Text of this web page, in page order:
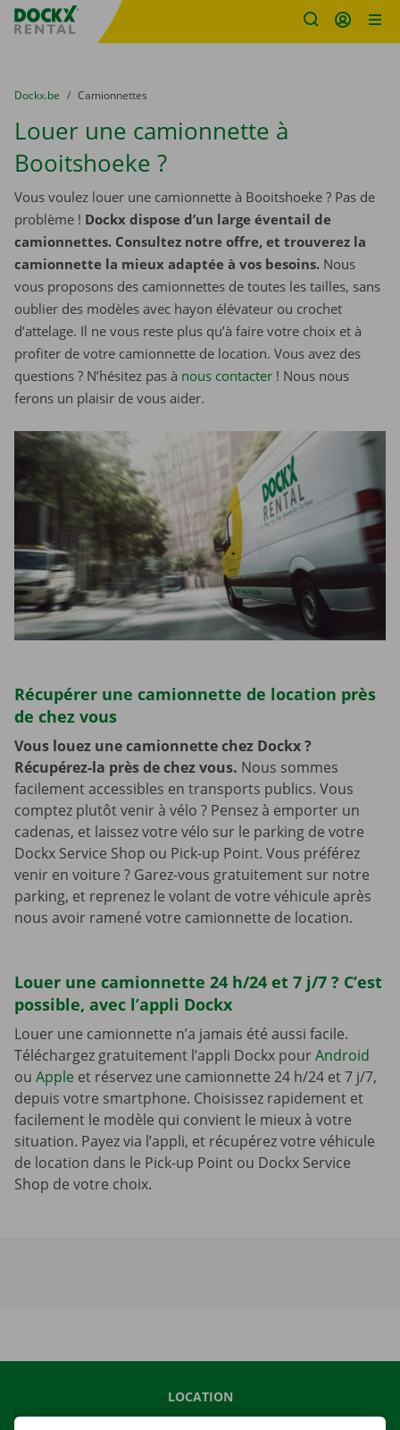
sitename
You are here:
du
Dockx.be to
Camionnettes
Louer une camionnette à
Booitshoeke ?
Vous voulez louer une camionnette à Booitshoeke ? Pas de
problème ! Dockx dispose d’un large éventail de
camionnettes. Consultez notre offre, et trouverez la
camionnette la mieux adaptée à vos besoins. Nous
vous proposons des camionnettes de toutes les tailles, sans
oublier des modèles avec hayon élévateur ou crochet
d’attelage. Il ne vous reste plus qu’à faire votre choix et à
profiter de votre camionnette de location. Vous avez des
questions ? N’hésitez pas à nous contacter ! Nous nous
ferons un plaisir de vous aider.
Récupérer une camionnette de location près
de chez vous
Vous louez une camionnette chez Dockx ?
Récupérez-la près de chez vous. Nous sommes
facilement accessibles en transports publics. Vous
comptez plutôt venir à vélo ? Pensez à emporter un
cadenas, et laissez votre vélo sur le parking de votre
Dockx Service Shop ou Pick-up Point. Vous préférez
venir en voiture ? Garez-vous gratuitement sur notre
parking, et reprenez le volant de votre véhicule après
nous avoir ramené votre camionnette de location.
Louer une camionnette 24 h/24 et 7 j/7 ? C’est
possible, avec l’appli Dockx
Louer une camionnette n’a jamais été aussi facile.
Téléchargez gratuitement l’appli Dockx pourAndroid
ou Apple et réservez une camionnette 24 h/24 et 7 j/7,
depuis votre smartphone. Choisissez rapidement et
facilement le modèle qui convient le mieux à votre
situation. Payez via l’appli, et récupérez votre véhicule
de location dans le Pick-up Point ou Dockx Service
Shop de votre choix.
LOCATION